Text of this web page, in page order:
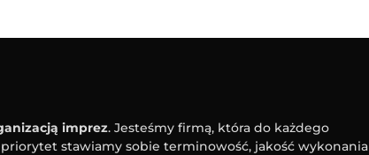
imprez. Jesteśmy firmą, która do każdego
stawiamy sobie terminowość, jakość wykonania